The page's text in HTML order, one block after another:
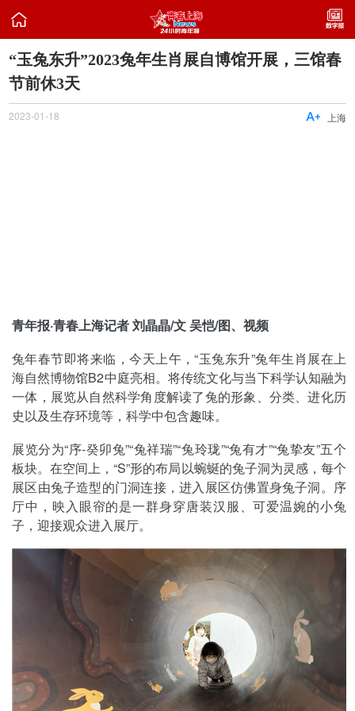

“玉兔东升”2023兔年生肖展自博馆开展，三馆春
节前休3天
2023-01-18 上海

青年报·青春上海记者 刘晶晶/文 吴恺/图、视频
兔年春节即将来临，今天上午，“玉兔东升”兔年生肖展在上
海自然博物馆B2中庭亮相。将传统文化与当下科学认知融为
一体，展览从自然科学角度解读了兔的形象、分类、进化历
史以及生存环境等，科学中包含趣味。
展览分为“序-癸卯兔”“兔祥瑞”“兔玲珑”“兔有才”“兔挚友”五个
板块。在空间上，“S”形的布局以蜿蜒的兔子洞为灵感，每个
展区由兔子造型的门洞连接，进入展区仿佛置身兔子洞。序
厅中，映入眼帘的是一群身穿唐装汉服、可爱温婉的小兔
子，迎接观众进入展厅。